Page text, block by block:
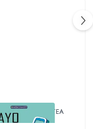
CLINIC. CARTEA
DESPRE